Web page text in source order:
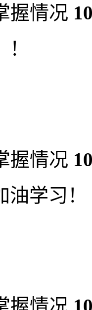
握情况
握情况
学习！